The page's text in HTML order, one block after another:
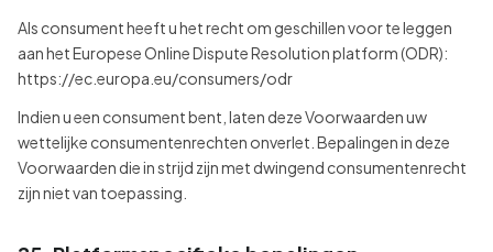
Als consument heeft u het recht om geschillen voor te leggen
aan het Europese Online Dispute Resolution platform (ODR):
https://ec.europa.eu/consumers/odr
Indien u een consument bent, laten deze Voorwaarden uw
wettelijke consumentenrechten onverlet. Bepalingen in deze
Voorwaarden die in strijd zijn met dwingend consumentenrecht
zijn niet van toepassing.